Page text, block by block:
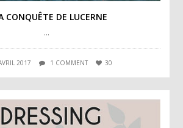
CONQUÊTE DE LUCERNE
…
2017 1 COMMENT 30